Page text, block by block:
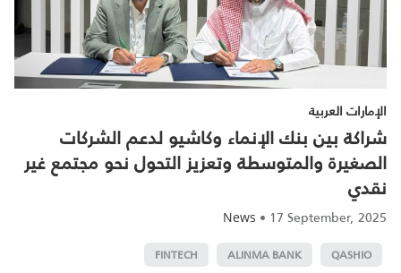
الإمارات العربية
شراكة بين بنك الإنماء وكاشيو لدعم الشركات
الصغيرة والمتوسطة وتعزيز التحول نحو مجتمع غير
نقدي
News • 17 September, 2025
QASHIO
ALINMA BANK
FINTECH